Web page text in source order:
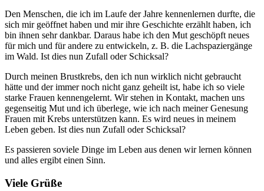
Den Menschen, die ich im Laufe der Jahre kennenlernen durfte, die
sich mir geöffnet haben und mir ihre Geschichte erzählt haben, ich
bin ihnen sehr dankbar. Daraus habe ich den Mut geschöpft neues
für mich und für andere zu entwickeln, z. B. die Lachspaziergänge
im Wald. Ist dies nun Zufall oder Schicksal?
Durch meinen Brustkrebs, den ich nun wirklich nicht gebraucht
hätte und der immer noch nicht ganz geheilt ist, habe ich so viele
starke Frauen kennengelernt. Wir stehen in Kontakt, machen uns
gegenseitig Mut und ich überlege, wie ich nach meiner Genesung
Frauen mit Krebs unterstützen kann. Es wird neues in meinem
Leben geben. Ist dies nun Zufall oder Schicksal?
Es passieren soviele Dinge im Leben aus denen wir lernen können
und alles ergibt einen Sinn.
Viele Grüße